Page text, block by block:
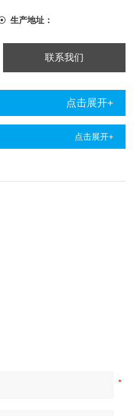
生产地址：
联系我们
点击展开+
点击展开+